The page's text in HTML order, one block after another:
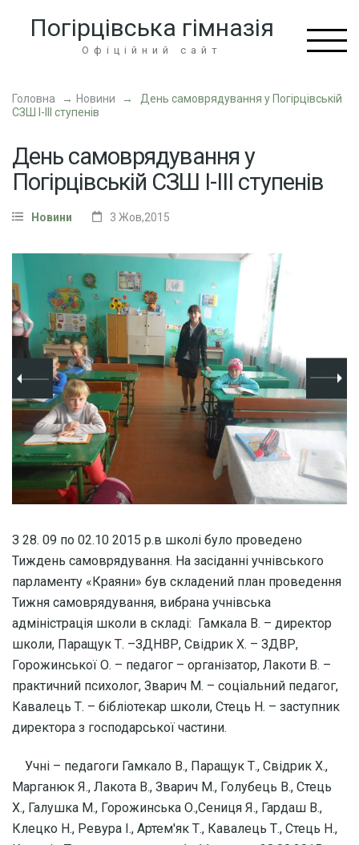
Enter)
Погірцівська гімназія
Офіційний сайт
Головна → Новини →
День самоврядування у Погірцівській
СЗШ І-ІІІ ступенів
День самоврядування у
Погірцівській СЗШ І-ІІІ ступенів
Новини 3 Жов,2015
З 28. 09 по 02.10 2015 р.в школі було проведено
Тиждень самоврядування. На засіданні учнівського
парламенту «Краяни» був складений план проведення
Тижня самоврядування, вибрана учнівська
адміністрація школи в складі: Гамкала В. – директор
школи, Паращук Т. –ЗДНВР, Свідрик Х. – ЗДВР,
Горожинської О. – педагог – організатор, Лакоти В. –
практичний психолог, Зварич М. – соціальний педагог,
Кавалець Т. – бібліотекар школи, Стець Н. – заступник
директора з господарської частини.
Учні – педагоги Гамкало В., Паращук Т., Свідрик Х.,
Марганюк Я., Лакота В., Зварич М., Голубець В., Стець
Х., Галушка М., Горожинська О.,Сениця Я., Гардаш В.,
Клецко Н., Ревура І., Артем′як Т., Кавалець Т., Стець Н.,